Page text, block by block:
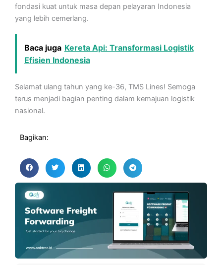
fondasi kuat untuk masa depan pelayaran Indonesia
yang lebih cemerlang.
Baca juga Kereta Api: Transformasi Logistik
Efisien Indonesia
Selamat ulang tahun yang ke-36, TMS Lines! Semoga
terus menjadi bagian penting dalam kemajuan logistik
nasional.
Bagikan: